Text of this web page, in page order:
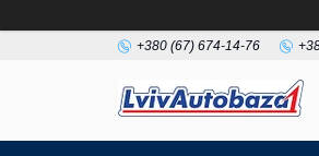
+380 (67) 674-14-76